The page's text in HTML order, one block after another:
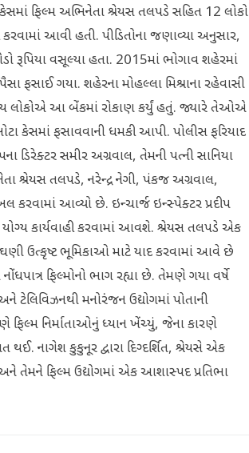
કેસમાં ફિલ્મ અભિનેતા શ્રેયસ તલપડે સહિત 12 લોકો
આવી હતી. પીડિતોના જણાવ્યા અનુસાર,
રૂપિયા વસૂલ્યા હતા. 2015માં ભોગાવ શહેરમાં
ગયા. શહેરના મોહલ્લા મિશ્રાના રહેવાસી
લોકોએ આ બેંકમાં રોકાણ કર્યું હતું. જ્યારે તેઓએ
કેસમાં ફસાવવાની ધમકી આપી. પોલીસ ફરિયાદ
ડિરેક્ટર સમીર અગ્રવાલ, તેમની પત્ની સાનિયા
શ્રેયસ તલપડે, નરેન્દ્ર નેગી, પંકજ અગ્રવાલ,
કરવામાં આવ્યો છે. ઇન્ચાર્જ ઇન્સ્પેક્ટર પ્રદીપ
કાર્યવાહી કરવામાં આવશે. શ્રેયસ તલપડે એક
ઉત્કૃષ્ટ ભૂમિકાઓ માટે યાદ કરવામાં આવે છે
ફિલ્મોનો ભાગ રહ્યા છે. તેમણે ગયા વર્ષે
મનોરંજન ઉદ્યોગમાં પોતાની
ફિલ્મ નિર્માતાઓનું ધ્યાન ખેંચ્યું, જેના કારણે
નાગેશ કુકુનૂર દ્વારા દિગ્દર્શિત, શ્રેયસે એક
તેમને ફિલ્મ ઉદ્યોગમાં એક આશાસ્પદ પ્રતિભા